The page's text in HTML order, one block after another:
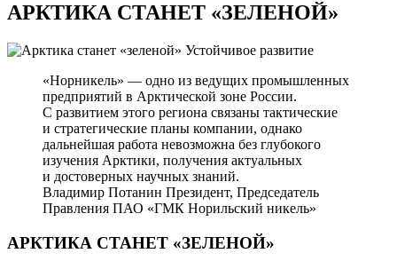
АРКТИКА СТАНЕТ «ЗЕЛЕНОЙ»
Устойчивое развитие
«Норникель» — одно из ведущих промышленных
предприятий в Арктической зоне России.
С развитием этого региона связаны тактические
и стратегические планы компании, однако
дальнейшая работа невозможна без глубокого
изучения Арктики, получения актуальных
и достоверных научных знаний.
Владимир Потанин Президент, Председатель
Правления ПАО «ГМК Норильский никель»
АРКТИКА СТАНЕТ «ЗЕЛЕНОЙ»